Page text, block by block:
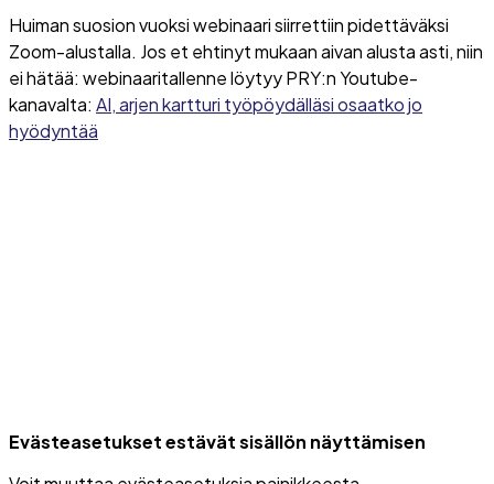
Huiman suosion vuoksi webinaari siirrettiin pidettäväksi
Zoom-alustalla. Jos et ehtinyt mukaan aivan alusta asti, niin
ei hätää: webinaaritallenne löytyy PRY:n Youtube-
kanavalta: AI, arjen kartturi työpöydälläsi osaatko jo
hyödyntää
Evästeasetukset estävät sisällön näyttämisen